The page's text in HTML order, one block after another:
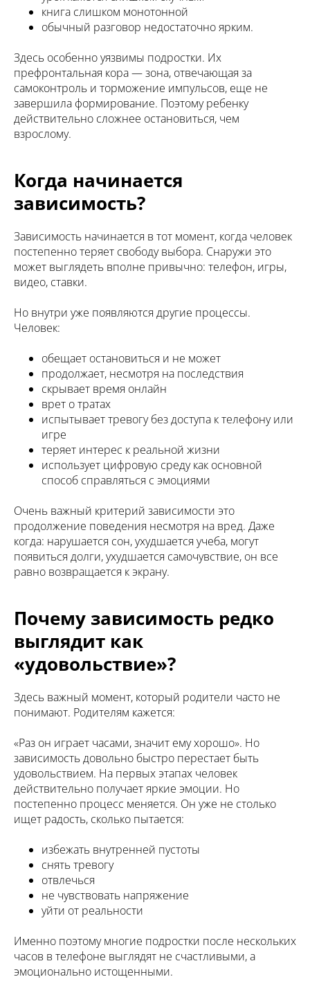
книга слишком монотонной
обычный разговор недостаточно ярким.
Здесь особенно уязвимы подростки. Их
префронтальная кора — зона, отвечающая за
самоконтроль и торможение импульсов, еще не
завершила формирование. Поэтому ребенку
действительно сложнее остановиться, чем
взрослому.
Когда начинается
зависимость?
Зависимость начинается в тот момент, когда человек
постепенно теряет свободу выбора. Снаружи это
может выглядеть вполне привычно: телефон, игры,
видео, ставки.
Но внутри уже появляются другие процессы.
Человек:
обещает остановиться и не может
продолжает, несмотря на последствия
скрывает время онлайн
врет о тратах
испытывает тревогу без доступа к телефону или
игре
теряет интерес к реальной жизни
использует цифровую среду как основной
способ справляться с эмоциями
Очень важный критерий зависимости это
продолжение поведения несмотря на вред. Даже
когда: нарушается сон, ухудшается учеба, могут
появиться долги, ухудшается самочувствие, он все
равно возвращается к экрану.
Почему зависимость редко
выглядит как
«удовольствие»?
Здесь важный момент, который родители часто не
понимают. Родителям кажется:
«Раз он играет часами, значит ему хорошо». Но
зависимость довольно быстро перестает быть
удовольствием. На первых этапах человек
действительно получает яркие эмоции. Но
постепенно процесс меняется. Он уже не столько
ищет радость, сколько пытается:
избежать внутренней пустоты
снять тревогу
отвлечься
не чувствовать напряжение
уйти от реальности
Именно поэтому многие подростки после нескольких
часов в телефоне выглядят не счастливыми, а
эмоционально истощенными.
Поддержать проект
Получить помощь
Созависимым
База знаний
Белая книга